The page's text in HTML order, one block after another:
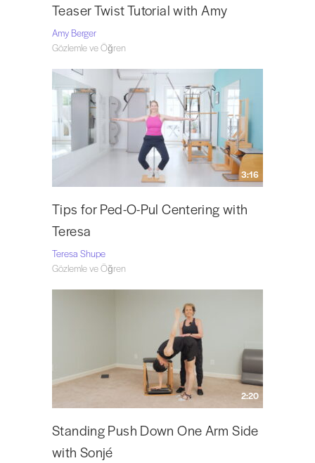
Teaser Twist Tutorial with Amy
Amy Berger
Gözlemle ve Öğren
3:16
Tips for Ped-O-Pul Centering with
Teresa
Teresa Shupe
Gözlemle ve Öğren
2:20
Standing Push Down One Arm Side
with Sonjé